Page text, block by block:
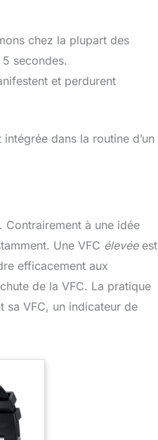
chez la plupart des
secondes.
et perdurent
dans la routine d’un
à une idée
Une VFC élevéeest
efficacement aux
de la VFC. La pratique
sa VFC, un indicateur de